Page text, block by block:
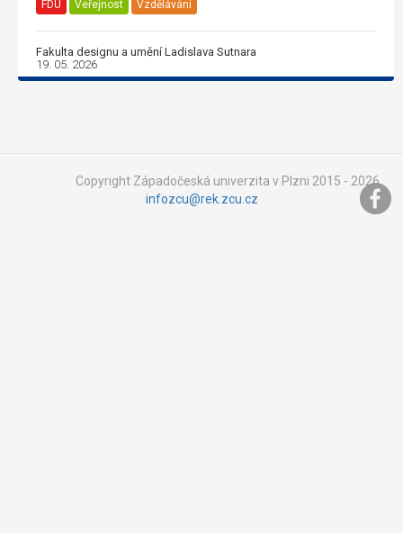
FDU Veřejnost Vzdělávání
Fakulta designu a umění Ladislava Sutnara
19. 05. 2026
Copyright Západočeská univerzita v Plzni 2015 - 2026,
infozcu@rek.zcu.cz